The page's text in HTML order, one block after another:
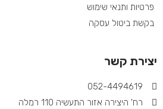
פרטיות ותנאי שימוש
בקשת ביטול עסקה
יצירת קשר
052-4494619​
רח' היצירה אזור התעשיה 110 רמלה